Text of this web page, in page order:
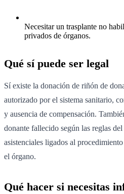
Necesitar un trasplante no
privados de órganos.
Qué sí puede ser legal
Sí existe la donación de riñón de
autorizado por el sistema sanitario,
y ausencia de compensación.
donante fallecido según las reglas
asistenciales ligados al
el órgano.
Qué hacer si necesitas